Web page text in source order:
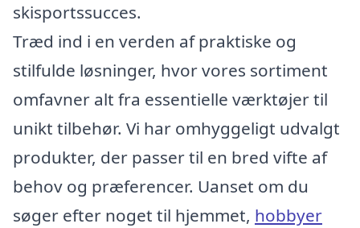
skisportssucces.
Træd ind i en verden af praktiske og
stilfulde løsninger, hvor vores sortiment
omfavner alt fra essentielle værktøjer til
unikt tilbehør. Vi har omhyggeligt udvalgt
produkter, der passer til en bred vifte af
behov og præferencer. Uanset om du
søger efter noget til hjemmet, hobbyer